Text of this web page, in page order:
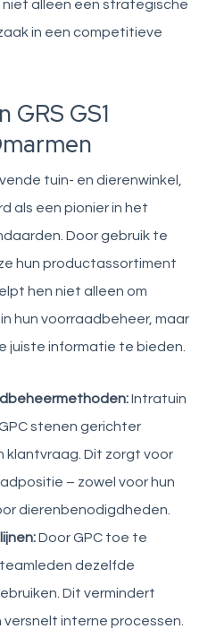
alleen een strategische
in een competitieve
GRS GS1
tuin- en dierenwinkel,
als een pionier in het
Door gebruik te
hun productassortiment
hen niet alleen om
hun voorraadbeheer, maar
juiste informatie te bieden.
Intratuin
stenen gerichter
klantvraag. Dit zorgt voor
– zowel voor hun
dierenbenodigdheden.
Door GPC toe te
dezelfde
Dit vermindert
interne processen.